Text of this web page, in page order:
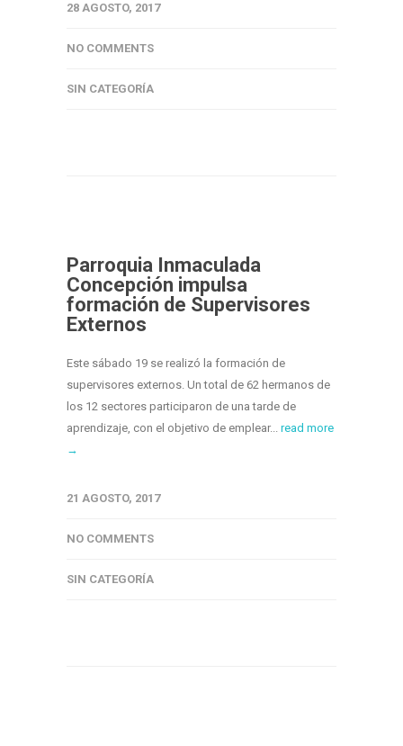
28 AGOSTO, 2017
NO COMMENTS
SIN CATEGORÍA
Parroquia Inmaculada
Concepción impulsa
formación de Supervisores
Externos
Este sábado 19 se realizó la formación de
supervisores externos. Un total de 62 hermanos de
los 12 sectores participaron de una tarde de
aprendizaje, con el objetivo de emplear... read more
→
21 AGOSTO, 2017
NO COMMENTS
SIN CATEGORÍA